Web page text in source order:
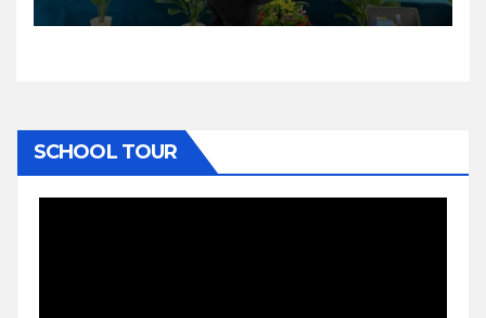
SCHOOL TOUR